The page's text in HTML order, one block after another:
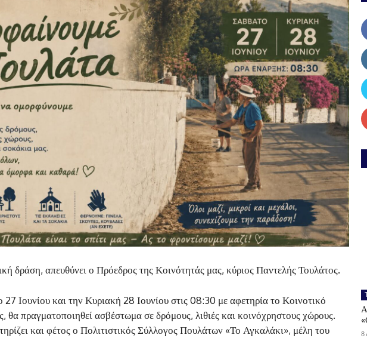
δράση, απευθύνει ο Πρόεδρος της Κοινότητάς μας, κύριος Παντελής Τουλάτος.
27 Ιουνίου και την Κυριακή 28 Ιουνίου στις 08:30 με αφετηρία το Κοινοτικό
θα πραγματοποιηθεί ασβέστωμα σε δρόμους, λιθιές και κοινόχρηστους χώρους.
και φέτος ο Πολιτιστικός Σύλλογος Πουλάτων «Το Αγκαλάκι», μέλη του
8